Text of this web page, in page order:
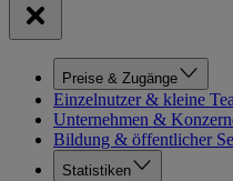
Preise & Zugänge
Einzelnutzer & kleine
Unternehmen &
Bildung & öffentlicher
Statistiken